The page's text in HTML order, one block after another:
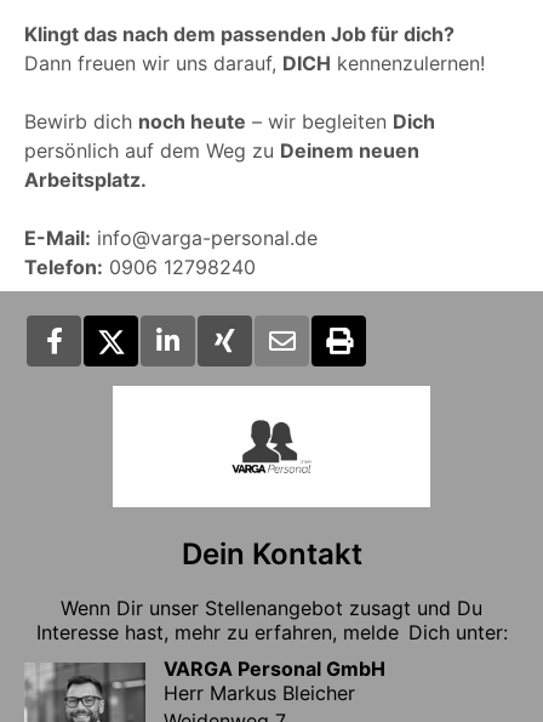
Klingt das nach dem passenden Job für dich?
Dann freuen wir uns darauf, DICH kennenzulernen!
Bewirb dich noch heute – wir begleiten Dich
persönlich auf dem Weg zu Deinem neuen
Arbeitsplatz.
E-Mail: info@varga-personal.de
Telefon: 0906 12798240
Dein Kontakt
Wenn Dir unser Stellenangebot zusagt und Du
Interesse hast, mehr zu erfahren, melde Dich unter:
VARGA Personal GmbH
Herr Markus Bleicher